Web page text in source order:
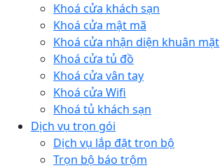
Khoá cửa khách sạn
Khoá cửa mật mã
Khoá cửa nhận diện khuân mặt
Khoá cửa tủ đồ
Khoá cửa vân tay
Khoá cửa Wifi
Khoá tủ khách sạn
Dịch vụ trọn gói
Dịch vụ lắp đặt trọn bộ
Trọn bộ báo trộm